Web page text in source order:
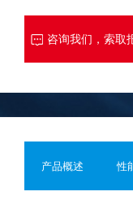
式；可对石墨、陶瓷
理，也可在充入保
耗低。4.采用触摸屏
动运行（保留手动模
措施，通过温度、压
设备具备在发生超
咨询我们，索取
产品概述 性